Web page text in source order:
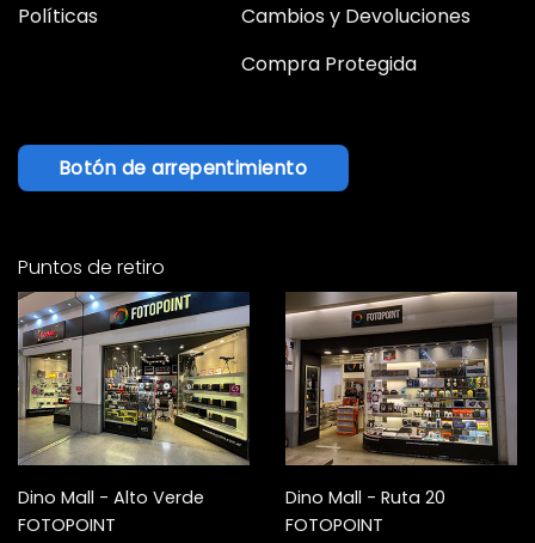
Políticas
Cambios y Devoluciones
Compra Protegida
Botón de arrepentimiento
Puntos de retiro
Dino Mall - Alto Verde
FOTOPOINT
Dino Mall - Ruta 20
FOTOPOINT